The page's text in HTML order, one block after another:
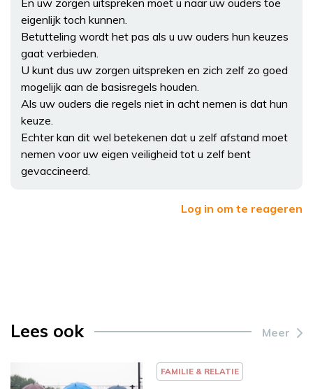
eigenlijk toch kunnen.
Betutteling wordt het pas als u uw ouders hun keuzes
gaat verbieden.
U kunt dus uw zorgen uitspreken en zich zelf zo goed
mogelijk aan de basisregels houden.
Als uw ouders die regels niet in acht nemen is dat hun
keuze.
Echter kan dit wel betekenen dat u zelf afstand moet
nemen voor uw eigen veiligheid tot u zelf bent
gevaccineerd.
Log in om te reageren
Lees ook Meer
FAMILIE & RELATIE